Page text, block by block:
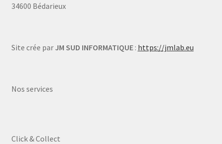
34600 Bédarieux
Site crée par JM SUD INFORMATIQUE: https://jmlab.eu
Nos services
Click & Collect